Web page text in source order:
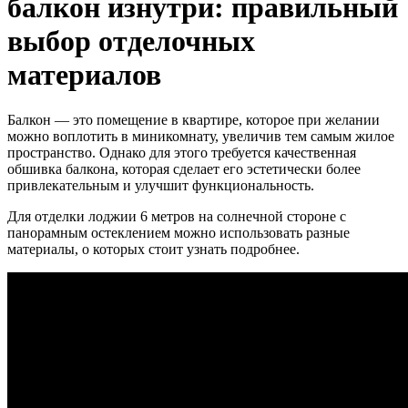
балкон изнутри: правильный
выбор отделочных
материалов
Балкон — это помещение в квартире, которое при желании
можно воплотить в миникомнату, увеличив тем самым жилое
пространство. Однако для этого требуется качественная
обшивка балкона, которая сделает его эстетически более
привлекательным и улучшит функциональность.
Для отделки лоджии 6 метров на солнечной стороне с
панорамным остеклением можно использовать разные
материалы, о которых стоит узнать подробнее.